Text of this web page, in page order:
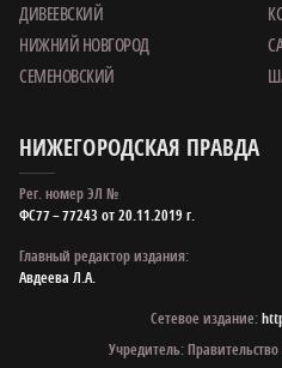
ДИВЕЕВСКИЙ
НИЖНИЙ НОВГОРОД
СЕМЕНОВСКИЙ
НИЖЕГОРОДСКАЯ ПРАВДА
Рег. номер ЭЛ №
ФС77 – 77243 от 20.11.2019 г.
Главный редактор издания:
Авдеева Л.А.
Сетевое издание:
Учредитель: